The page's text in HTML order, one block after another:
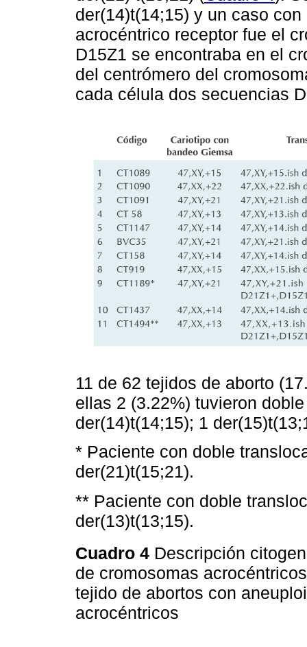
der(14)t(14;15) y un caso
acrocéntrico receptor fue el
D15Z1 se encontraba en el
del centrómero del
cada célula dos secuencias
11 de 62 tejidos de aborto
ellas 2 (3.22%) tuvieron
der(14)t(14;15); 1
* Paciente con doble
der(21)t(15;21).
** Paciente con doble
der(13)t(13;15).
Cuadro 4 Descripción
de cromosomas
tejido de abortos con
acrocéntricos